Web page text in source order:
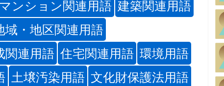
ンション関連用語 建築関連用語
域・地区関連用語
関連用語 住宅関連用語 環境用語
土壌汚染用語 文化財保護法用語